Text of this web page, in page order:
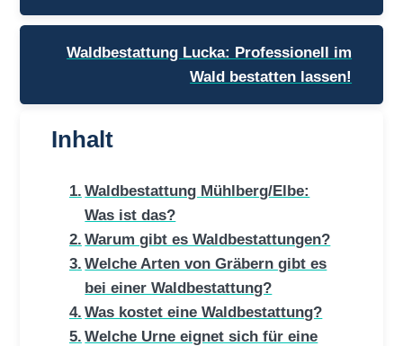
Waldbestattung Lucka: Professionell im
Wald bestatten lassen!
Inhalt
Waldbestattung Mühlberg/Elbe:
Was ist das?
Warum gibt es Waldbestattungen?
Welche Arten von Gräbern gibt es
bei einer Waldbestattung?
Was kostet eine Waldbestattung?
Welche Urne eignet sich für eine